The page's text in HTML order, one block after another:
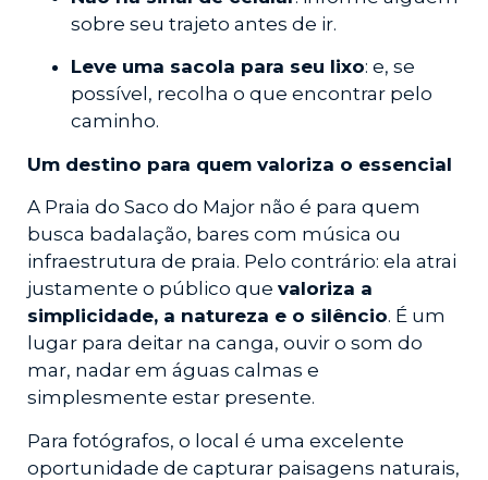
sobre seu trajeto antes de ir.
Leve uma sacola para seu lixo: e, se
possível, recolha o que encontrar pelo
caminho.
Um destino para quem valoriza o essencial
A Praia do Saco do Major não é para quem
busca badalação, bares com música ou
infraestrutura de praia. Pelo contrário: ela atrai
justamente o público que valoriza a
simplicidade, a natureza e o silêncio. É um
lugar para deitar na canga, ouvir o som do
mar, nadar em águas calmas e
simplesmente estar presente.
Para fotógrafos, o local é uma excelente
oportunidade de capturar paisagens naturais,